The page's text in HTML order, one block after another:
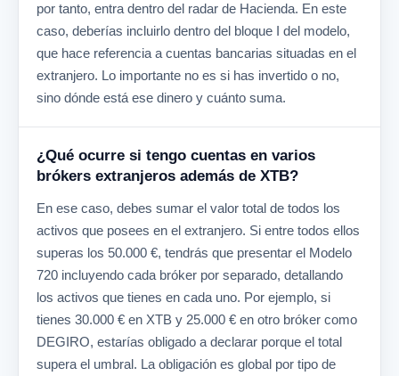
por tanto, entra dentro del radar de Hacienda. En este
caso, deberías incluirlo dentro del bloque I del modelo,
que hace referencia a cuentas bancarias situadas en el
extranjero. Lo importante no es si has invertido o no,
sino dónde está ese dinero y cuánto suma.
¿Qué ocurre si tengo cuentas en varios
brókers extranjeros además de XTB?
En ese caso, debes sumar el valor total de todos los
activos que posees en el extranjero. Si entre todos ellos
superas los 50.000 €, tendrás que presentar el Modelo
720 incluyendo cada bróker por separado, detallando
los activos que tienes en cada uno. Por ejemplo, si
tienes 30.000 € en XTB y 25.000 € en otro bróker como
DEGIRO, estarías obligado a declarar porque el total
supera el umbral. La obligación es global por tipo de